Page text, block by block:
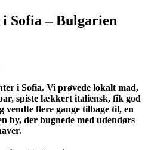
Sofia – Bulgarien
i Sofia. Vi prøvede lokalt mad,
spiste lækkert italiensk, fik god
vendte flere gange tilbage til, en
by, der bugnede med udendørs